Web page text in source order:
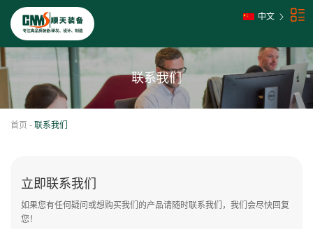
中文
联系我们
首页 - 联系我们
立即联系我们
如果您有任何疑问或想购买我们的产品请随时联系我们，我们会尽快回复
您！